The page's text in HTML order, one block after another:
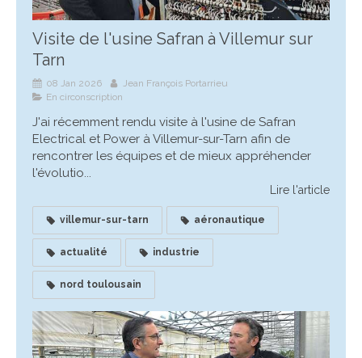
Visite de l'usine Safran à Villemur sur
Tarn
08 Jan 2026
Jean François Portarrieu
En circonscription
J'ai récemment rendu visite à l'usine de Safran
Electrical et Power à Villemur-sur-Tarn afin de
rencontrer les équipes et de mieux appréhender
l'évolutio...
Lire l'article
villemur-sur-tarn aéronautique
actualité industrie
nord toulousain